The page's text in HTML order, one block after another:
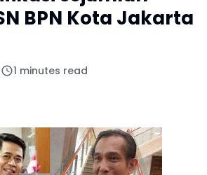
BPN Kota Jakarta
1 minutes read